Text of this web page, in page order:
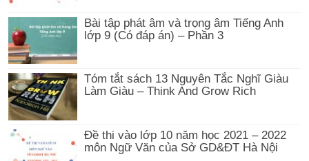
Bài tập phát âm và trọng âm Tiếng Anh
lớp 9 (Có đáp án) – Phần 3
Tóm tắt sách 13 Nguyên Tắc Nghĩ Giàu
Làm Giàu – Think And Grow Rich
Đề thi vào lớp 10 năm học 2021 – 2022
môn Ngữ Văn của Sở GD&ĐT Hà Nội